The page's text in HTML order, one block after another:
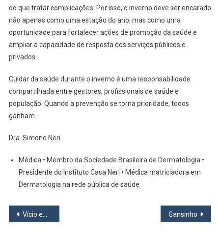
do que tratar complicações. Por isso, o inverno deve ser encarado
não apenas como uma estação do ano, mas como uma
oportunidade para fortalecer ações de promoção da saúde e
ampliar a capacidade de resposta dos serviços públicos e
privados.
Cuidar da saúde durante o inverno é uma responsabilidade
compartilhada entre gestores, profissionais de saúde e
população. Quando a prevenção se torna prioridade, todos
ganham.
Dra. Simone Neri
Médica • Membro da Sociedade Brasileira de Dermatologia •
Presidente do Instituto Casa Neri • Médica matriciadora em
Dermatologia na rede pública de saúde
Navegação
Vício em apostas online ameaça o futuro financeiro de uma geração Gansinho